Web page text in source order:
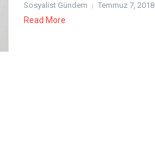
Sosyalist Gündem Temmuz 7, 2018
Read More